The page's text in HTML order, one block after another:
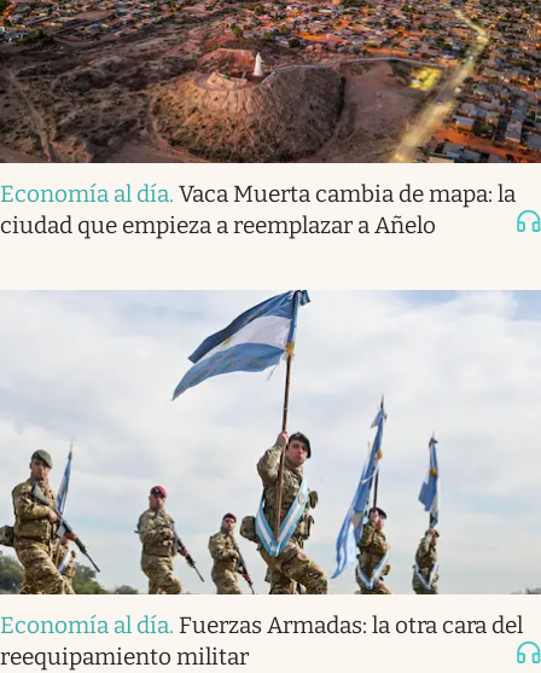
Economía al día. Vaca Muerta cambia de mapa: la
ciudad que empieza a reemplazar a Añelo
Economía al día. Fuerzas Armadas: la otra cara del
reequipamiento militar